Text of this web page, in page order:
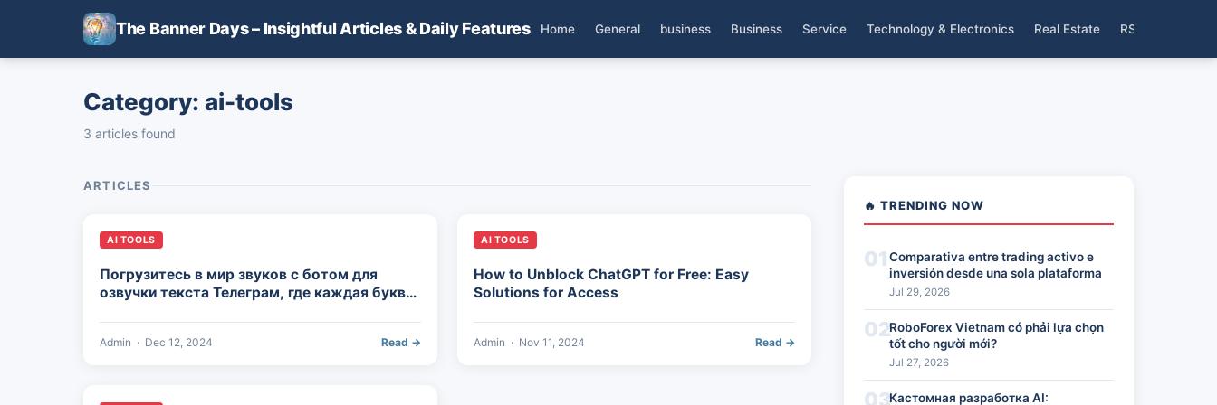
Skip to main content
The Banner Days – Insightful Articles & Daily Features Home General business Business Service Technology & Electronics Real Estate RSS
Category: ai-tools
3 articles found
ARTICLES
AI TOOLS
Погрузитесь в мир звуков с ботом для
озвучки текста Телеграм, где каждая буква
Admin · Dec 12, 2024 Read →
AI TOOLS
How to Unblock ChatGPT for Free: Easy
Solutions for Access
Admin · Nov 11, 2024 Read →
🔥 TRENDING NOW
01Comparativa entre trading activo e
inversión desde una sola plataforma
Jul 29, 2026
02RoboForex Vietnam có phải lựa chọn
tốt cho người mới?
Jul 27, 2026
03Кастомная разработка AI: